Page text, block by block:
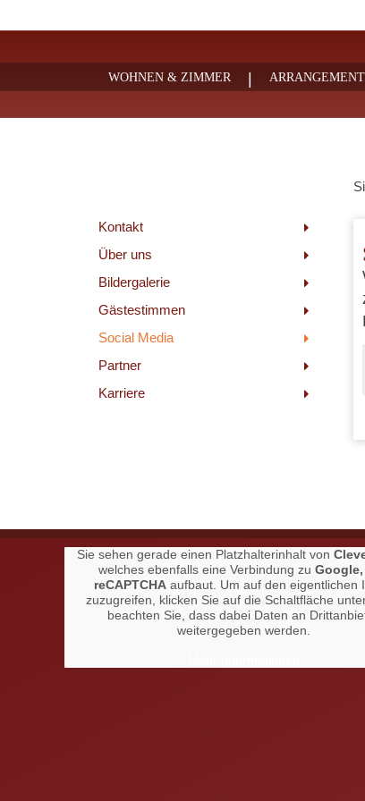
WOHNEN & ZIMMER
Kontakt
Über uns
Bildergalerie
Gästestimmen
Social Media
Partner
Karriere
Sie sehen gerade einen Platzhalterinhalt von
welches ebenfalls eine Verbindung zu Google,
reCAPTCHA aufbaut. Um auf den eigentlichen
zuzugreifen, klicken Sie auf die Schaltfläche
beachten Sie, dass dabei Daten an
weitergegeben werden.